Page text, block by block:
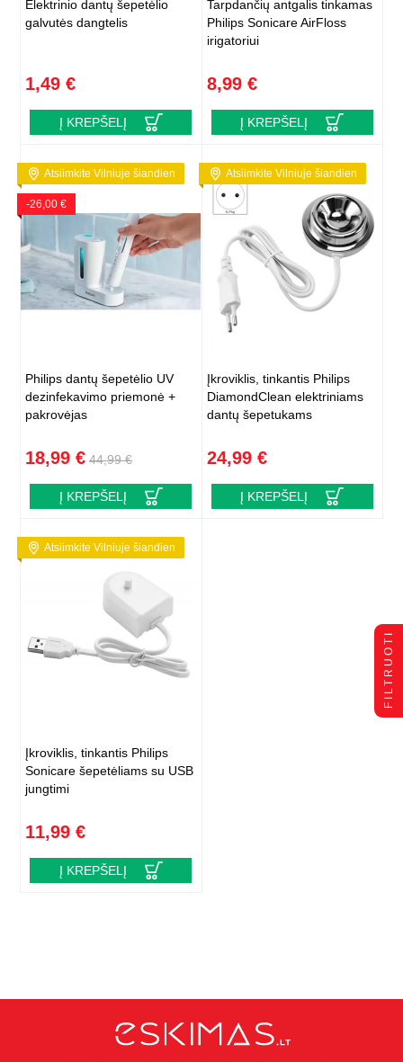
Elektrinio dantų šepetėlio
galvutės dangtelis
1,49 €
Į KREPŠELĮ
Tarpdančių antgalis tinkamas
Philips Sonicare AirFloss
irigatoriui
8,99 €
Į KREPŠELĮ
Atsiimkite Vilniuje šiandien
-26,00 €
Philips dantų šepetėlio UV
dezinfekavimo priemonė +
pakrovėjas
18,99 € 44,99 €
Į KREPŠELĮ
Atsiimkite Vilniuje šiandien
Įkroviklis, tinkantis Philips
DiamondClean elektriniams
dantų šepetukams
24,99 €
Į KREPŠELĮ
Atsiimkite Vilniuje šiandien
Įkroviklis, tinkantis Philips
Sonicare šepetėliams su USB
jungtimi
11,99 €
Į KREPŠELĮ
FILTRUOTI